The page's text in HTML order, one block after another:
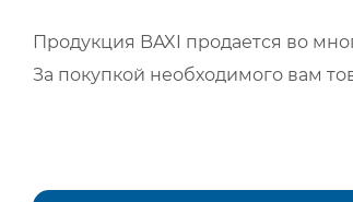
Продукция BAXI продается во
За покупкой необходимого вам